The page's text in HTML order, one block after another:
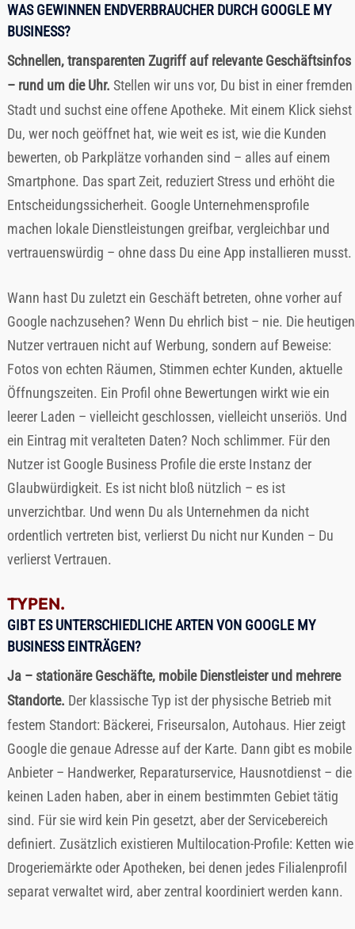
WAS GEWINNEN ENDVERBRAUCHER DURCH GOOGLE MY
BUSINESS?
Schnellen, transparenten Zugriff auf relevante Geschäftsinfos
– rund um die Uhr. Stellen wir uns vor, Du bist in einer fremden
Stadt und suchst eine offene Apotheke. Mit einem Klick siehst
Du, wer noch geöffnet hat, wie weit es ist, wie die Kunden
bewerten, ob Parkplätze vorhanden sind – alles auf einem
Smartphone. Das spart Zeit, reduziert Stress und erhöht die
Entscheidungssicherheit. Google Unternehmensprofile
machen lokale Dienstleistungen greifbar, vergleichbar und
vertrauenswürdig – ohne dass Du eine App installieren musst.
Wann hast Du zuletzt ein Geschäft betreten, ohne vorher auf
Google nachzusehen? Wenn Du ehrlich bist – nie. Die heutigen
Nutzer vertrauen nicht auf Werbung, sondern auf Beweise:
Fotos von echten Räumen, Stimmen echter Kunden, aktuelle
Öffnungszeiten. Ein Profil ohne Bewertungen wirkt wie ein
leerer Laden – vielleicht geschlossen, vielleicht unseriös. Und
ein Eintrag mit veralteten Daten? Noch schlimmer. Für den
Nutzer ist Google Business Profile die erste Instanz der
Glaubwürdigkeit. Es ist nicht bloß nützlich – es ist
unverzichtbar. Und wenn Du als Unternehmen da nicht
ordentlich vertreten bist, verlierst Du nicht nur Kunden – Du
verlierst Vertrauen.
TYPEN.
GIBT ES UNTERSCHIEDLICHE ARTEN VON GOOGLE MY
BUSINESS EINTRÄGEN?
Ja – stationäre Geschäfte, mobile Dienstleister und mehrere
Standorte. Der klassische Typ ist der physische Betrieb mit
festem Standort: Bäckerei, Friseursalon, Autohaus. Hier zeigt
Google die genaue Adresse auf der Karte. Dann gibt es mobile
Anbieter – Handwerker, Reparaturservice, Hausnotdienst – die
keinen Laden haben, aber in einem bestimmten Gebiet tätig
sind. Für sie wird kein Pin gesetzt, aber der Servicebereich
definiert. Zusätzlich existieren Multilocation-Profile: Ketten wie
Drogeriemärkte oder Apotheken, bei denen jedes Filialenprofil
separat verwaltet wird, aber zentral koordiniert werden kann.